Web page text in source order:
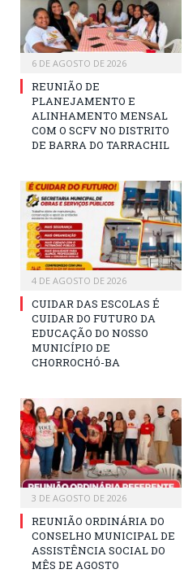
6 DE AGOSTO DE 2026
REUNIÃO DE
PLANEJAMENTO E
ALINHAMENTO MENSAL
COM O SCFV NO DISTRITO
DE BARRA DO TARRACHIL
4 DE AGOSTO DE 2026
CUIDAR DAS ESCOLAS É
CUIDAR DO FUTURO DA
EDUCAÇÃO DO NOSSO
MUNICÍPIO DE
CHORROCHÓ-BA
3 DE AGOSTO DE 2026
REUNIÃO ORDINÁRIA DO
CONSELHO MUNICIPAL DE
ASSISTÊNCIA SOCIAL DO
MÊS DE AGOSTO